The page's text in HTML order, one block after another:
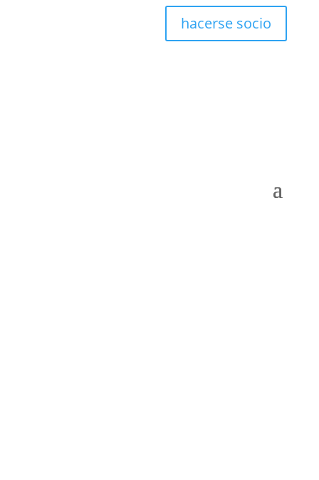
hacerse socio